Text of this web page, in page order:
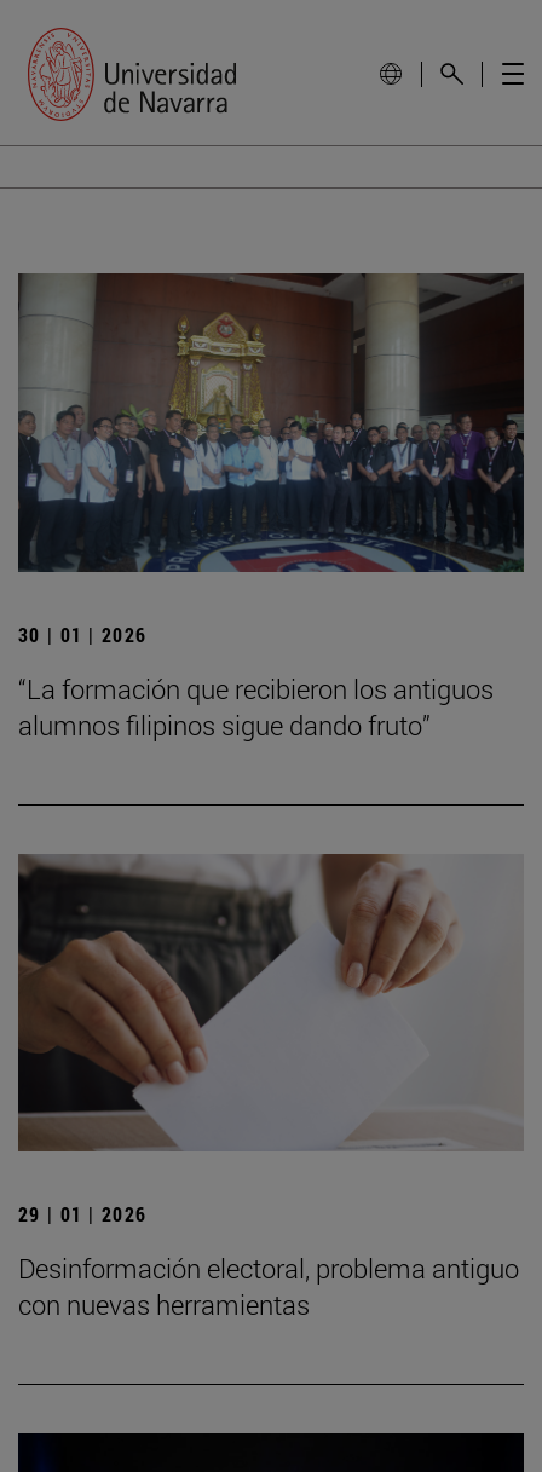
30 | 01 | 2026
“La formación que recibieron los antiguos
alumnos filipinos sigue dando fruto”
29 | 01 | 2026
Desinformación electoral, problema antiguo
con nuevas herramientas